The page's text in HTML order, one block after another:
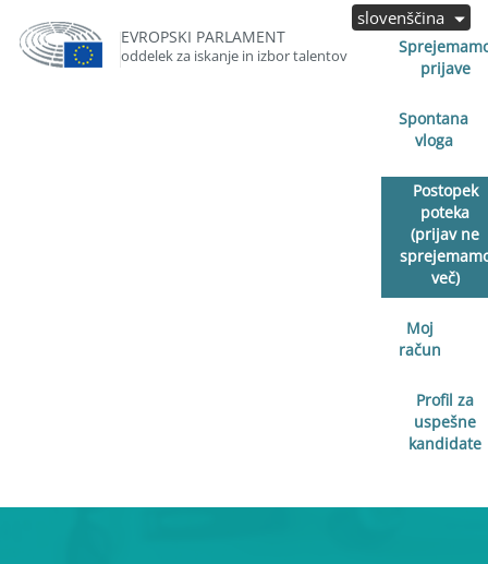
EVROPSKI PARLAMENT
oddelek za iskanje in izbor talentov
prijave
Spontana
vloga
Postopek
poteka
(prijav ne
več)
Moj
račun
Profil za
uspešne
kandidate
slovenščina